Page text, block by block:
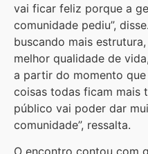
vai ficar feliz porque a
comunidade pediu”,
buscando mais
melhor qualidade de
a partir do momento
coisas todas ficam mais
público vai poder dar
comunidade”, ressalta.